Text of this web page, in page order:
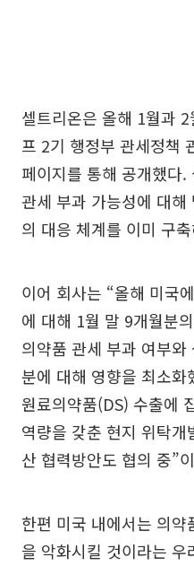
셀트리온은 올해 1월과
프 2기 행정부 관세정책
페이지를 통해 공개했다
관세 부과 가능성에 대해
의 대응 체계를 이미 구
이어 회사는 “올해 미국
에 대해 1월 말 9개월분
의약품 관세 부과 여부
분에 대해 영향을 최소
원료의약품(DS) 수출에
역량을 갖춘 현지 위탁
산 협력방안도 협의 중”
한편 미국 내에서는 의
을 악화시킬 것이라는